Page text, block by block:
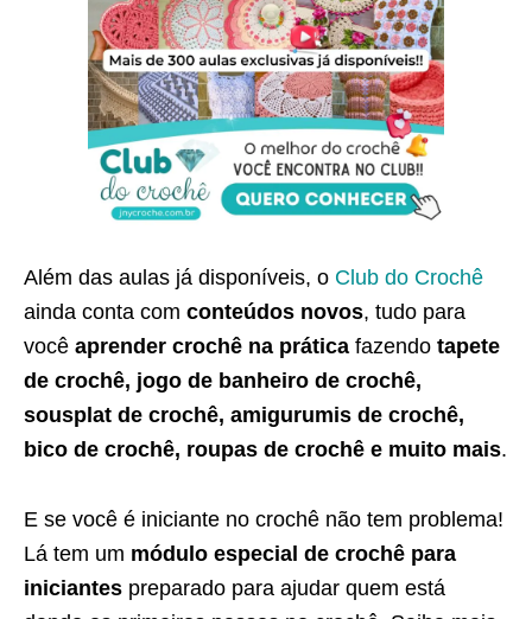
Além das aulas já disponíveis, o Club do Crochê
ainda conta com conteúdos novos, tudo para
você aprender crochê na prática fazendo tapete
de crochê, jogo de banheiro de crochê,
sousplat de crochê, amigurumis de crochê,
bico de crochê, roupas de crochê e muito mais.
E se você é iniciante no crochê não tem problema!
Lá tem um módulo especial de crochê para
iniciantes preparado para ajudar quem está